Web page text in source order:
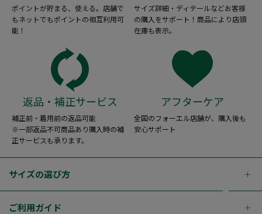
ポイントが貯まる、使える。店舗で
もネットでもポイントの相互利用可
能！
サイズ詳細・ディテールなどお客様
の購入をサポート！商品により店頭
在庫も表示。
返品・補正サービス
補正前・着用前の返品可能
※一部返品不可商品あり購入時の補
正サービスも承ります。
アフターケア
全国のフォーエル店舗が、購入後も
安心サポート
サイズの選び方
ご利用ガイド